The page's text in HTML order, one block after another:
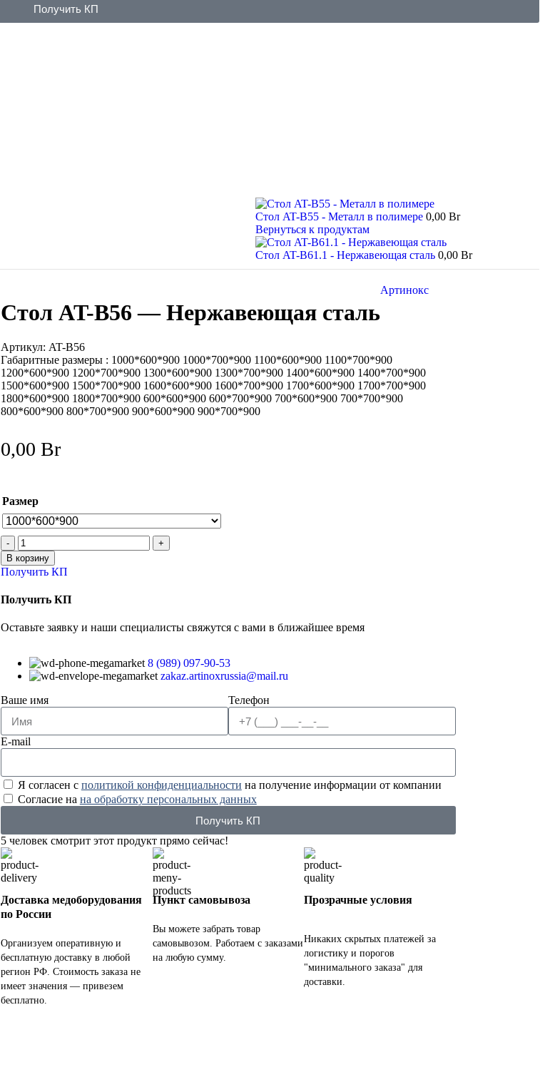
Получить КП
Стол AT-B55 - Металл в полимере 0,00 Br
Вернуться к продуктам
Стол AT-B61.1 - Нержавеющая сталь 0,00 Br
Стол AT-B56 — Нержавеющая сталь
Артинокс
Артикул: AT-B56
Габаритные размеры : 1000*600*900 1000*700*900 1100*600*900 1100*700*900
1200*600*900 1200*700*900 1300*600*900 1300*700*900 1400*600*900 1400*700*900
1500*600*900 1500*700*900 1600*600*900 1600*700*900 1700*600*900 1700*700*900
1800*600*900 1800*700*900 600*600*900 600*700*900 700*600*900 700*700*900
800*600*900 800*700*900 900*600*900 900*700*900
0,00 Br
Размер
В корзину
Получить КП
Получить КП
Оставьте заявку и наши специалисты свяжутся с вами в ближайшее время
8 (989) 097-90-53
zakaz.artinoxrussia@mail.ru
Ваше имя
Телефон
E-mail
Я согласен с политикой конфиденциальности на получение информации от компании
Согласие на на обработку персональных данных
Получить КП
5 человек смотрит этот продукт прямо сейчас!
Доставка медоборудования
по России
Организуем оперативную и
бесплатную доставку в любой
регион РФ. Стоимость заказа не
имеет значения — привезем
бесплатно.
Пункт самовывоза
Вы можете забрать товар
самовывозом. Работаем с заказами
на любую сумму.
Прозрачные условия
Никаких скрытых платежей за
логистику и порогов
"минимального заказа" для
доставки.